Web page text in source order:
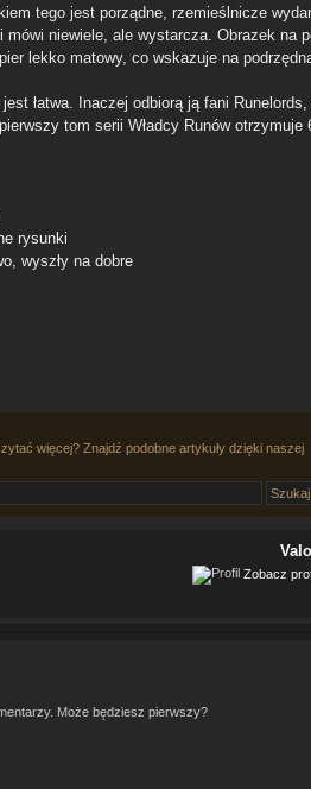
tego jest porządne, rzemieślnicze
niewiele, ale wystarcza. Obrazek na
lekko matowy, co wskazuje na
łatwa. Inaczej odbiorą ją fani
tom serii Władcy Runów otrzymuje
rysunki
wyszły na dobre
więcej? Znajdź podobne artykuły dzięki naszej
Zobacz
Może będziesz pierwszy?